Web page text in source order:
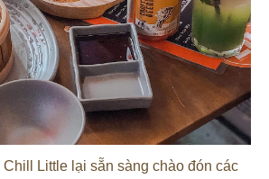
Chill Little lại sẵn sàng chào đón các